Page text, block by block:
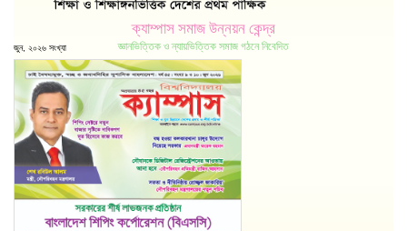
ক্যাম্পাস সমাজ উন্নয়ন কেন্দ্র
জ্ঞানভিত্তিক ও ন্যায়ভিত্তিক সমাজ গঠনে নিবেদিত
জুন, ২০২৬ সংখ্যা